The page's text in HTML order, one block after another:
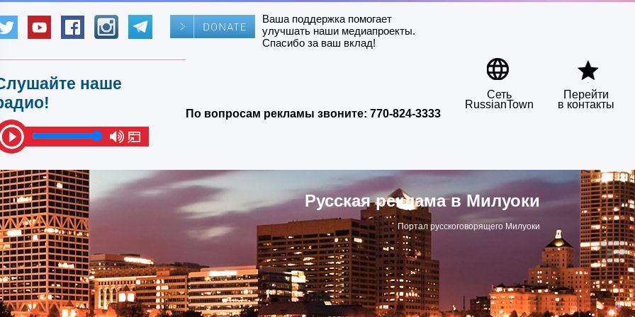
Ваша поддержка помогает
улучшать наши медиапроекты.
Спасибо за ваш вклад!
наше
По вопросам рекламы звоните: 770-824-3333
Сеть
RussianTown
Перейти
в контакты
Русская реклама в Милуоки
Портал русскоговорящего Милуоки
▶